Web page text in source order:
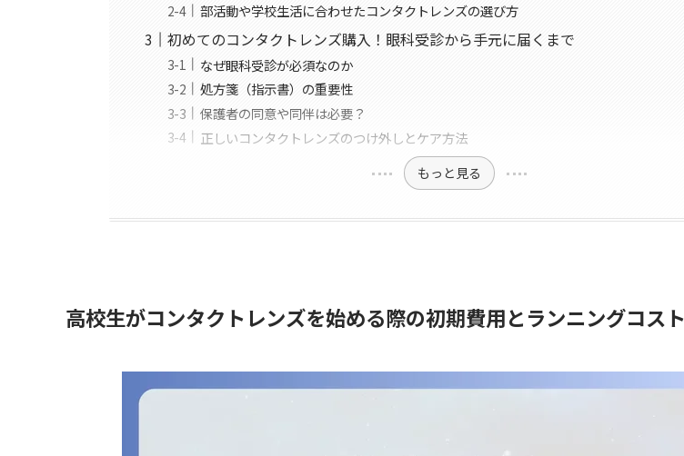
部活動や学校生活に合わせたコンタクトレンズの選び方
初めてのコンタクトレンズ購入！眼科受診から手元に届くまで
なぜ眼科受診が必須なのか
処方箋（指示書）の重要性
保護者の同意や同伴は必要？
正しいコンタクトレンズのつけ外しとケア方法
もっと見る
高校生がコンタクトレンズを始める際の初期費用とランニングコスト